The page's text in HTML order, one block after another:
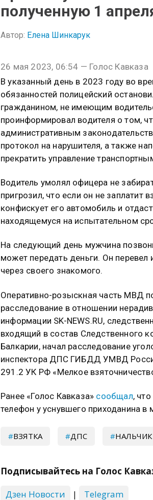
полученную 1
Автор: Елена Шинкарук
26 мая 2023, 06:54 — Голос Кавказа
В указанный день в 2023 году во
обязанностей полицейский
гражданином, не имеющим
проинформировал водителя о том,
административным
протокол на нарушителя, а также
прекратить управление
Водитель умолял офицера не
пригрозил, что если он не заплатит
конфискует его автомобиль и
находящемуся на испытательном
На следующий день мужчина
может передать деньги. Он перевел
через своего знакомого.
Оперативно-розыскная часть МВД
расследование в отношении
информации SK-NEWS.RU,
входящий в состав Следственного
Балкарии, начал расследование
инспектора ДПС ГИБДД УМВД
291.2 УК РФ «Мелкое
Ранее «Голос Кавказа» сообщал,
телефон у уснувшего приходанина в
ВЗЯТКА ДПС НАЛЬЧИК
Подписывайтесь на Голос
Дзен Новости
| Telegram